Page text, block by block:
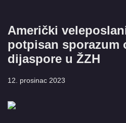
Američki
potpisan sporazum
dijaspore u ŽZH
12. prosinac 2023